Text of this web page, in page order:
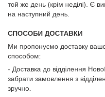
той же день (крім неділі). Є
на наступний день.
СПОСОБИ ДОСТАВКИ
Ми пропонуємо доставку
способом:
- Доставка до відділення
забрати замовлення з
зручно.